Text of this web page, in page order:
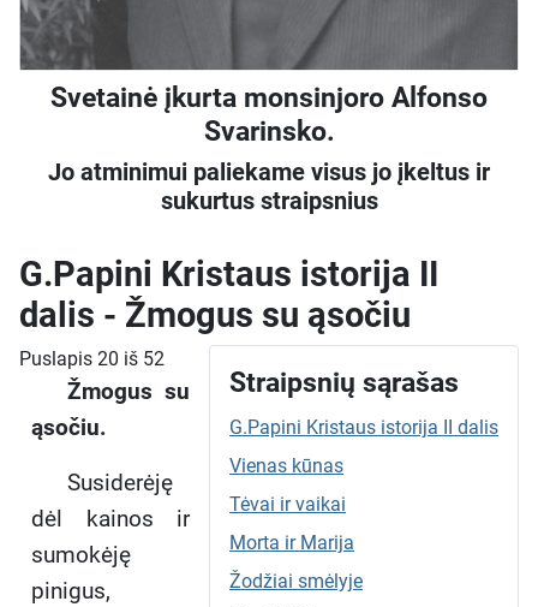
Svetainė įkurta monsinjoro Alfonso
Svarinsko.
Jo atminimui paliekame visus jo įkeltus ir
sukurtus straipsnius
G.Papini Kristaus istorija II
dalis - Žmogus su ąsočiu
Straipsnių sąrašas
G.Papini Kristaus istorija II dalis
Vienas kūnas
Tėvai ir vaikai
Morta ir Marija
Žodžiai smėlyje
Puslapis 20 iš 52
Žmogus su
ąsočiu.
Susiderėję
dėl kainos ir
sumokėję
pinigus,